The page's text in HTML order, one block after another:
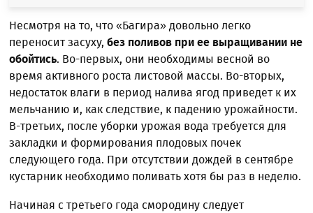
Несмотря на то, что «Багира» довольно легко
переносит засуху,без поливов при ее выращивании не
обойтись. Во-первых, они необходимы весной во
время активного роста листовой массы. Во-вторых,
недостаток влаги в период налива ягод приведет к их
мельчанию и, как следствие, к падению урожайности.
В-третьих, после уборки урожая вода требуется для
закладки и формирования плодовых почек
следующего года. При отсутствии дождей в сентябре
кустарник необходимо поливать хотя бы раз в неделю.
Начиная с третьего года смородину следует